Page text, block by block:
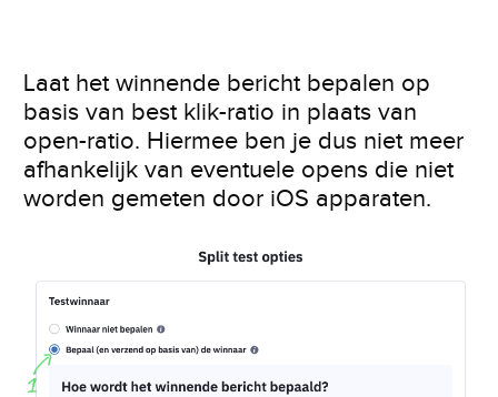
Laat het winnende bericht bepalen op
basis van best klik-ratio in plaats van
open-ratio. Hiermee ben je dus niet meer
afhankelijk van eventuele opens die niet
worden gemeten door iOS apparaten.